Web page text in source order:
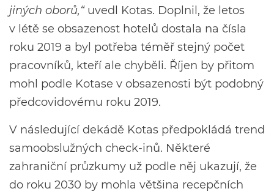
jiných oborů,“uvedl Kotas. Doplnil, že letos
v létě se obsazenost hotelů dostala na čísla
roku 2019 a byl potřeba téměř stejný počet
pracovníků, kteří ale chyběli. Říjen by přitom
mohl podle Kotase v obsazenosti být podobný
předcovidovému roku 2019.
V následující dekádě Kotas předpokládá trend
samoobslužných check-inů. Některé
zahraniční průzkumy už podle něj ukazují, že
do roku 2030 by mohla většina recepčních